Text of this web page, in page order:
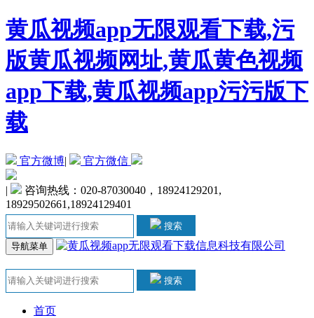
黄瓜视频app无限观看下载,污
版黄瓜视频网址,黄瓜黄色视频
app下载,黄瓜视频app污污版下
载
官方微博| 官方微信
|
咨询热线：020-87030040，18924129201,
18929502661,18924129401
搜索
导航菜单
搜索
首页